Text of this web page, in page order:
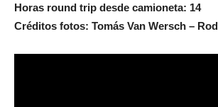
Horas round trip desde camioneta: 14
Créditos fotos: Tomás Van Wersch –